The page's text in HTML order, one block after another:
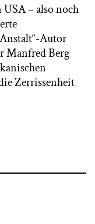
– also noch
Autor
Manfred Berg
Zerrissenheit